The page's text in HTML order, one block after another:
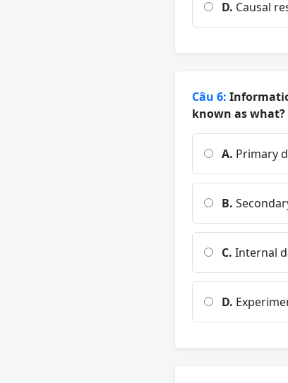
D. Causal
Câu 6:
known as what?
A. Primary
B.
C. Internal
D.